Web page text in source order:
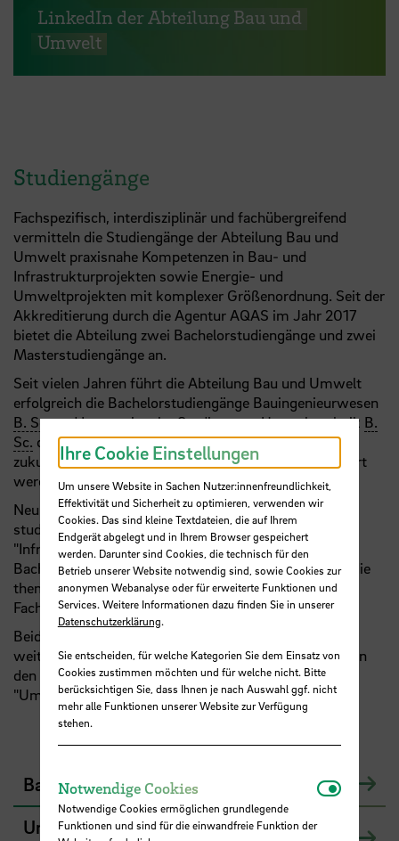
LinkedIn der Abteilung Bau und
Umwelt
Studiengänge
Fachspezifisch, interdisziplinär und fachübergreifend
vermitteln die Studiengänge der Abteilung Bau und
Umwelt praxisnahe Kompetenzen in Bau- und
Infrastrukturprojekten sowie Energie- und
Umweltprojekten mit komplexer Größenordnung. Seit der
Akkreditierung durch die Agentur AQAS im Jahr 2017
bietet die Abteilung zwei Bachelorstudiengänge und zwei
Masterstudiengänge an.
Seit vielen Jahren führt die Abteilung Bau und Umwelt
erfolgreich die Bachelorstudiengänge Bauingenieurwesen
B. Sc.und Internationaler Studiengang Umwelttechnik B.
Sc. durch, die mit praxisnahen Fragestellungen für ein
zukunftsorientiertes Studium kontinuierlich aktualisiert
werden.
Neu entwickelt wurde im Jahr 2017 der
studiengangsübergreifende Vertiefungsbereich
"Infrastruktur", der von Studierenden beider
Bachelorstudiengänge gewählt werden kann und der die
thematischen Zusammenhänge zwischen den beiden
Fachdisziplinen anschaulich abbildet.
Beide Studiengänge enthalten darüber hinaus je einen
weiteren, alternativ zu wählenden Vertiefungsbereich in
den Lehrgebieten "Konstruktiver Ingenieurbau" und
"Umweltverfahrenstechnik".
Bauingenieurwesen B. Sc. (auch dual)
Umwelttechnik B. Sc. (international, dual,
Ihre Cookie Einstellungen
Um unsere Website in Sachen Nutzer:innenfreundlichkeit,
Effektivität und Sicherheit zu optimieren, verwenden wir
Cookies. Das sind kleine Textdateien, die auf Ihrem
Endgerät abgelegt und in Ihrem Browser gespeichert
werden. Darunter sind Cookies, die technisch für den
Betrieb unserer Website notwendig sind, sowie Cookies zur
anonymen Webanalyse oder für erweiterte Funktionen und
Services. Weitere Informationen dazu finden Sie in unserer
Datenschutzerklärung.
Sie entscheiden, für welche Kategorien Sie dem Einsatz von
Cookies zustimmen möchten und für welche nicht. Bitte
berücksichtigen Sie, dass Ihnen je nach Auswahl ggf. nicht
mehr alle Funktionen unserer Website zur Verfügung
stehen.
Notwendige Cookies
Notwendige Cookies ermöglichen grundlegende
Funktionen und sind für die einwandfreie Funktion der